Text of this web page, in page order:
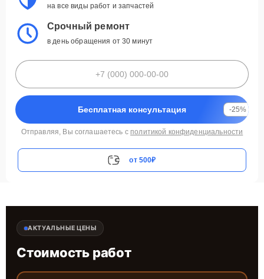
на все виды работ и запчастей
Срочный ремонт
в день обращения от 30 минут
Бесплатная консультация -25%
Отправляя, Вы соглашаетесь с политикой конфиденциальности
от 500₽
АКТУАЛЬНЫЕ ЦЕНЫ
Стоимость работ